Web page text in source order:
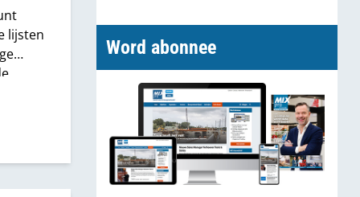
lijsten
Word abonnee